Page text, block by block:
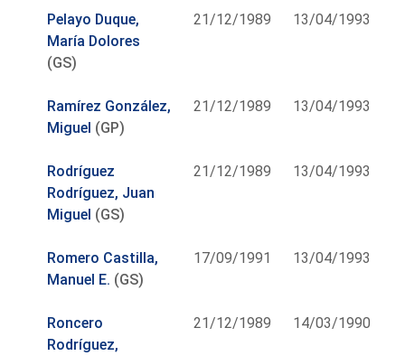
Pelayo Duque,
María Dolores
(GS)
21/12/1989 13/04/1993
Ramírez González,
Miguel (GP)
21/12/1989 13/04/1993
Rodríguez
Rodríguez, Juan
Miguel (GS)
21/12/1989 13/04/1993
Romero Castilla,
Manuel E. (GS)
17/09/1991 13/04/1993
Roncero
Rodríguez,
21/12/1989 14/03/1990